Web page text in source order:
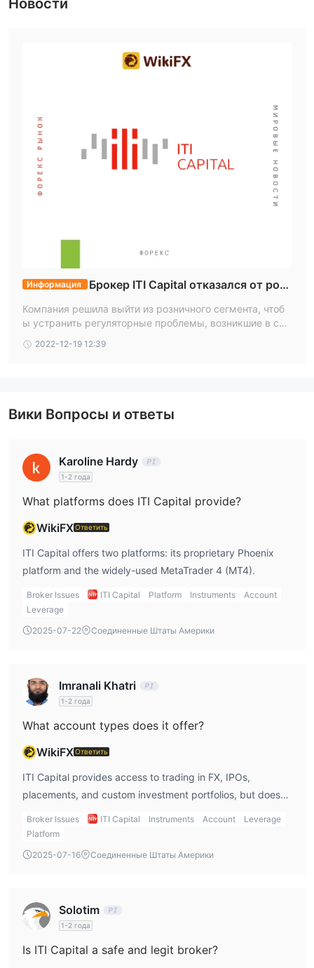
Новости
Информация
Брокер ITI Capital отказался от розн
Компания решила выйти из розничного сегмента, чтоб
ы устранить регуляторные проблемы, возникшие в свя
2022-12-19 12:39
Вики Вопросы и ответы
Karoline Hardy
1-2 года
What platforms does ITI Capital provide?
WikiFXОтветить
ITI Capital offers two platforms: its proprietary Phoenix
platform and the widely-used MetaTrader 4 (MT4).
Broker Issues ITI Capital Platform Instruments
Account
Leverage
2025-07-22
Соединенные Штаты Америки
Imranali Khatri
1-2 года
What account types does it offer?
WikiFXОтветить
ITI Capital provides access to trading in FX, IPOs,
placements, and custom investment portfolios, but does
not publicly categorize these into named account types.
Broker Issues ITI Capital Instruments Account
Leverage
Platform
2025-07-16
Соединенные Штаты Америки
Solotim
1-2 года
Is ITI Capital a safe and legit broker?